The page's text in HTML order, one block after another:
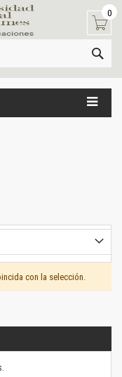
0
con la selección.